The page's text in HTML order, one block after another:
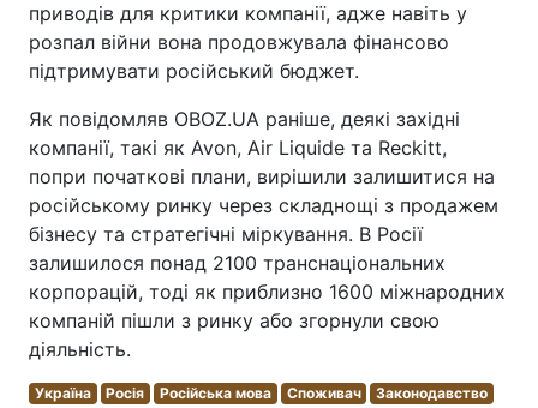
приводів для критики компанії, адже навіть у
розпал війни вона продовжувала фінансово
підтримувати російський бюджет.
Як повідомляв OBOZ.UA раніше, деякі західні
компанії, такі як Avon, Air Liquide та Reckitt,
попри початкові плани, вирішили залишитися на
російському ринку через складнощі з продажем
бізнесу та стратегічні міркування. В Росії
залишилося понад 2100 транснаціональних
корпорацій, тоді як приблизно 1600 міжнародних
компаній пішли з ринку або згорнули свою
діяльність.
Україна Росія Російська мова Споживач
Законодавство